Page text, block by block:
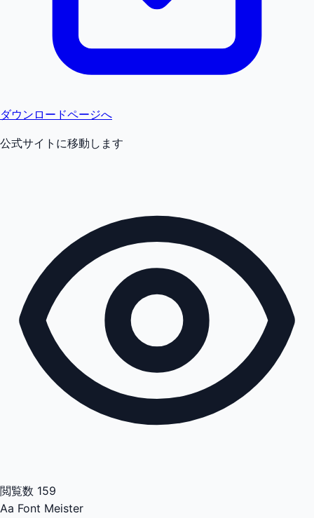
ダウンロードページへ
公式サイトに移動します
閲覧数 159
Aa Font Meister